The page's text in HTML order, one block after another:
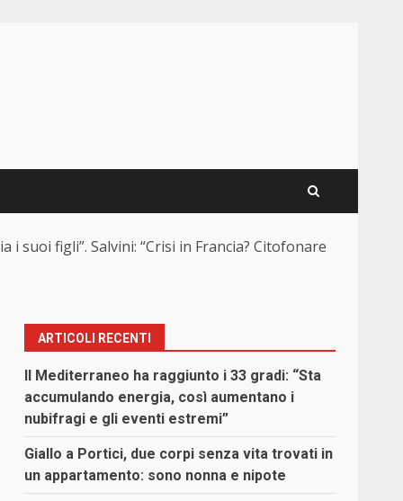
i suoi figli”. Salvini: “Crisi in Francia? Citofonare
ARTICOLI RECENTI
Il Mediterraneo ha raggiunto i 33 gradi: “Sta
accumulando energia, così aumentano i
nubifragi e gli eventi estremi”
Giallo a Portici, due corpi senza vita trovati in
un appartamento: sono nonna e nipote